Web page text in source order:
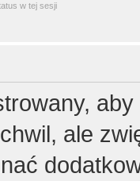
w tej sesji
ale